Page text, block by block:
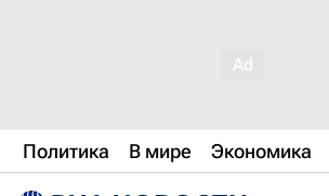
Политика В мире Экономика